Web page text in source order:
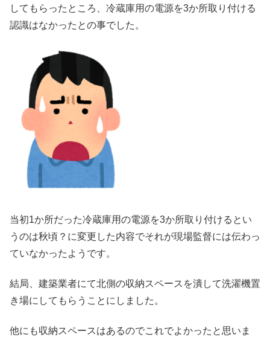
してもらったところ、冷蔵庫用の電源を3か所取り付ける
認識はなかったとの事でした。
当初1か所だった冷蔵庫用の電源を3か所取り付けるとい
うのは秋頃？に変更した内容でそれが現場監督には伝わっ
ていなかったようです。
結局、建築業者にて北側の収納スペースを潰して洗濯機置
き場にしてもらうことにしました。
他にも収納スペースはあるのでこれでよかったと思いま